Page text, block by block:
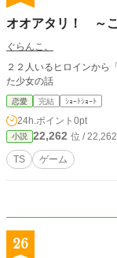
オオアタリ！ ～
ぐらんこ。
２２人いるヒロインから
た少女の話
恋愛 完結 ｼｮｰﾄｼｮｰﾄ
24h.ポイント 0pt
小説 22,262 位 /
TS ゲーム
26